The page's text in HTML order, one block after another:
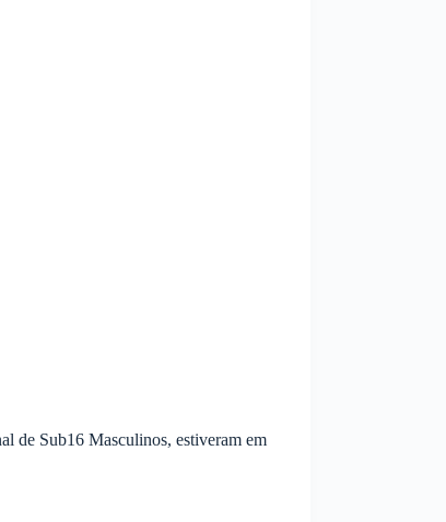
de Sub16 Masculinos, estiveram em